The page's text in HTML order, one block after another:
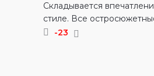
Складывается
стиле. Все
-23